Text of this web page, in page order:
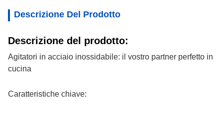
Descrizione Del Prodotto
Descrizione del prodotto:
Agitatori in acciaio inossidabile: il vostro partner perfetto in
cucina
Caratteristiche chiave: